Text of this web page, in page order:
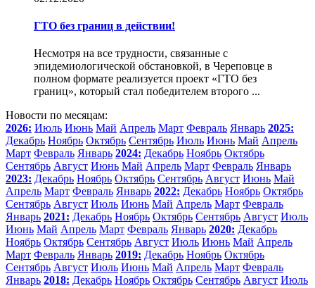
ГТО без границ в действии!
Несмотря на все трудности, связанные с
эпидемиологической обстановкой, в Череповце в
полном формате реализуется проект «ГТО без
границ», который стал победителем второго ...
Новости по месяцам:
2026: Июль Июнь Май Апрель Март Февраль Январь 2025:
Декабрь Ноябрь Октябрь Сентябрь Июль Июнь Май Апрель
Март Февраль Январь 2024: Декабрь Ноябрь Октябрь
Сентябрь Август Июнь Май Апрель Март Февраль Январь
2023: Декабрь Ноябрь Октябрь Сентябрь Август Июнь Май
Апрель Март Февраль Январь 2022: Декабрь Ноябрь Октябрь
Сентябрь Август Июль Июнь Май Апрель Март Февраль
Январь 2021: Декабрь Ноябрь Октябрь Сентябрь Август Июль
Июнь Май Апрель Март Февраль Январь 2020: Декабрь
Ноябрь Октябрь Сентябрь Август Июль Июнь Май Апрель
Март Февраль Январь 2019: Декабрь Ноябрь Октябрь
Сентябрь Август Июль Июнь Май Апрель Март Февраль
Январь 2018: Декабрь Ноябрь Октябрь Сентябрь Август Июль